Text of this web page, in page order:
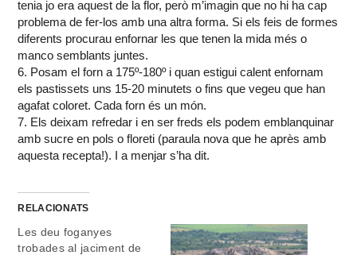
tenia jo era aquest de la flor, però m’imagin que no hi ha cap
problema de fer-los amb una altra forma. Si els feis de formes
diferents procurau enfornar les que tenen la mida més o
manco semblants juntes.
6. Posam el forn a 175º-180º i quan estigui calent enfornam
els pastissets uns 15-20 minutets o fins que vegeu que han
agafat coloret. Cada forn és un món.
7. Els deixam refredar i en ser freds els podem emblanquinar
amb sucre en pols o floreti (paraula nova que he après amb
aquesta recepta!). I a menjar s’ha dit.
RELACIONATS
Les deu foganyes
trobades al jaciment de